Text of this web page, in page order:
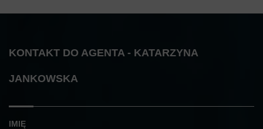
KONTAKT DO AGENTA - KATARZYNA
JANKOWSKA
IMIĘ